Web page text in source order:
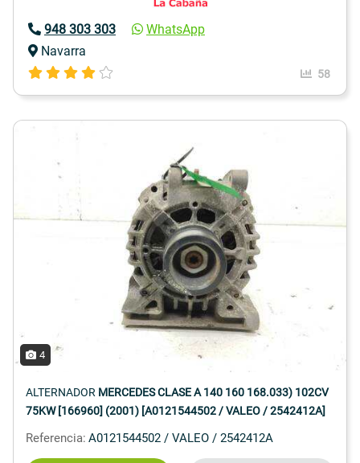
948 303 303
WhatsApp
Navarra
58
4
ALTERNADOR MERCEDES CLASE A 140 160 168.033) 102CV
75KW [166960] (2001) [A0121544502 / VALEO / 2542412A]
Referencia: A0121544502 / VALEO / 2542412A